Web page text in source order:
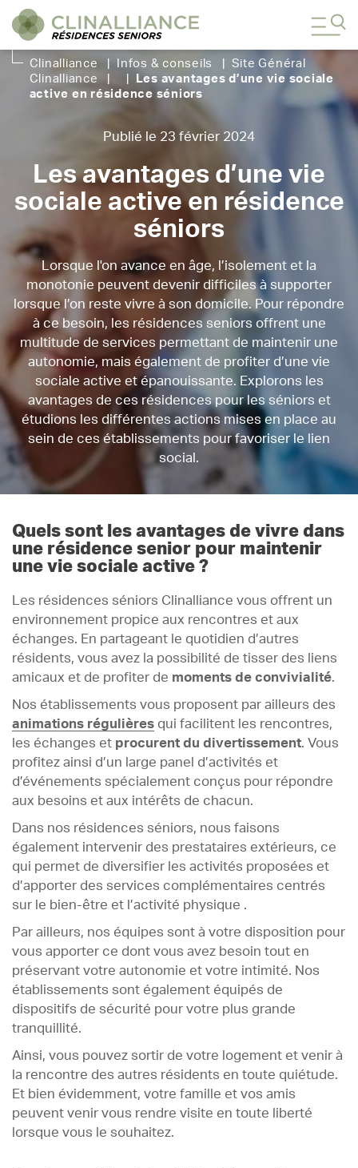
Clinalliance Infos & conseils
Site Général
Clinalliance
Les avantages d’une vie sociale
active en résidence séniors
Publié le 23 février 2024
Les avantages d’une vie
sociale active en résidence
séniors
Lorsque l'on avance en âge, l’isolement et la
monotonie peuvent devenir difficiles à supporter
lorsque l’on reste vivre à son domicile. Pour répondre
à ce besoin, les résidences seniors offrent une
multitude de services permettant de maintenir une
autonomie, mais également de profiter d’une vie
sociale active et épanouissante. Explorons les
avantages de ces résidences pour les séniors et
étudions les différentes actions mises en place au
sein de ces établissements pour favoriser le lien
social.
Quels sont les avantages de vivre dans
une résidence senior pour maintenir
une vie sociale active ?
Les résidences séniors Clinalliance vous offrent un
environnement propice aux rencontres et aux
échanges. En partageant le quotidien d’autres
résidents, vous avez la possibilité de tisser des liens
amicaux et de profiter de moments de convivialité.
Nos établissements vous proposent par ailleurs des
animations régulières qui facilitent les rencontres,
les échanges et procurent du divertissement. Vous
profitez ainsi d’un large panel d’activités et
d’événements spécialement conçus pour répondre
aux besoins et aux intérêts de chacun.
Dans nos résidences séniors, nous faisons
également intervenir des prestataires extérieurs, ce
qui permet de diversifier les activités proposées et
d’apporter des services complémentaires centrés
sur le bien-être et l’activité physique .
Par ailleurs, nos équipes sont à votre disposition pour
vous apporter ce dont vous avez besoin tout en
préservant votre autonomie et votre intimité. Nos
établissements sont également équipés de
dispositifs de sécurité pour votre plus grande
tranquillité.
Ainsi, vous pouvez sortir de votre logement et venir à
la rencontre des autres résidents en toute quiétude.
Et bien évidemment, votre famille et vos amis
peuvent venir vous rendre visite en toute liberté
lorsque vous le souhaitez.